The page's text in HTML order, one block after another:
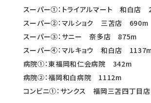
スーパー①：トライアルマート 和白店
スーパー②：マルショク 三苫店 690m
スーパー③：サニー 奈多店 875m
スーパー④：マルキョウ 和白店
病院①：東福岡和仁会病院 342m
病院②：福岡和白病院 1112m
コンビニ①：サンクス 福岡三苫四丁目